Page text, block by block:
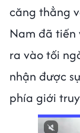
căng thẳng
Nam đã tiến
ra vào tối
nhận được
phía giới